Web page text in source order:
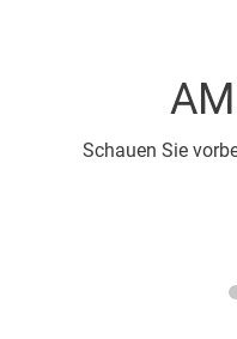
Schauen Sie